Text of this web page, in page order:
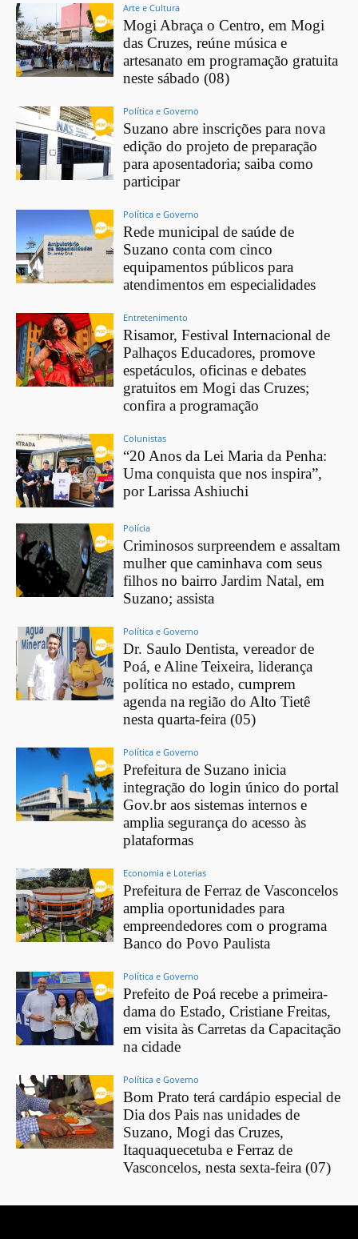
Arte e Cultura
Mogi Abraça o Centro, em Mogi
das Cruzes, reúne música e
artesanato em programação gratuita
neste sábado (08)
Política e Governo
Suzano abre inscrições para nova
edição do projeto de preparação
para aposentadoria; saiba como
participar
Política e Governo
Rede municipal de saúde de
Suzano conta com cinco
equipamentos públicos para
atendimentos em especialidades
Entretenimento
Risamor, Festival Internacional de
Palhaços Educadores, promove
espetáculos, oficinas e debates
gratuitos em Mogi das Cruzes;
confira a programação
Colunistas
“20 Anos da Lei Maria da Penha:
Uma conquista que nos inspira”,
por Larissa Ashiuchi
Polícia
Criminosos surpreendem e assaltam
mulher que caminhava com seus
filhos no bairro Jardim Natal, em
Suzano; assista
Política e Governo
Dr. Saulo Dentista, vereador de
Poá, e Aline Teixeira, liderança
política no estado, cumprem
agenda na região do Alto Tietê
nesta quarta-feira (05)
Política e Governo
Prefeitura de Suzano inicia
integração do login único do portal
Gov.br aos sistemas internos e
amplia segurança do acesso às
plataformas
Economia e Loterias
Prefeitura de Ferraz de Vasconcelos
amplia oportunidades para
empreendedores com o programa
Banco do Povo Paulista
Política e Governo
Prefeito de Poá recebe a primeira-
dama do Estado, Cristiane Freitas,
em visita às Carretas da Capacitação
na cidade
Política e Governo
Bom Prato terá cardápio especial de
Dia dos Pais nas unidades de
Suzano, Mogi das Cruzes,
Itaquaquecetuba e Ferraz de
Vasconcelos, nesta sexta-feira (07)